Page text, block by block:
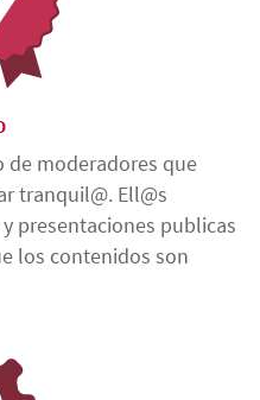
de moderadores que
tranquil@. Ell@s
presentaciones publicas
los contenidos son